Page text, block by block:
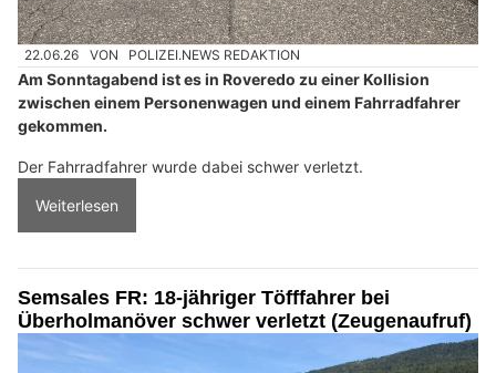
22.06.26 VON POLIZEI.NEWS REDAKTION
Am Sonntagabend ist es in Roveredo zu einer Kollision
zwischen einem Personenwagen und einem Fahrradfahrer
gekommen.
Der Fahrradfahrer wurde dabei schwer verletzt.
Weiterlesen
Semsales FR: 18-jähriger Töfffahrer bei
Überholmanöver schwer verletzt (Zeugenaufruf)